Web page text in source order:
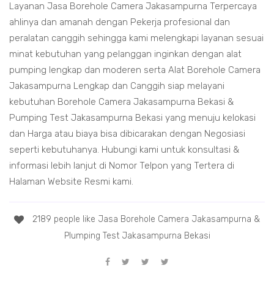
Layanan Jasa Borehole Camera Jakasampurna Terpercaya
ahlinya dan amanah dengan Pekerja profesional dan
peralatan canggih sehingga kami melengkapi layanan sesuai
minat kebutuhan yang pelanggan inginkan dengan alat
pumping lengkap dan moderen serta Alat Borehole Camera
Jakasampurna Lengkap dan Canggih siap melayani
kebutuhan Borehole Camera Jakasampurna Bekasi &
Pumping Test Jakasampurna Bekasi yang menuju kelokasi
dan Harga atau biaya bisa dibicarakan dengan Negosiasi
seperti kebutuhanya. Hubungi kami untuk konsultasi &
informasi lebih lanjut di Nomor Telpon yang Tertera di
Halaman Website Resmi kami.
2189 people like Jasa Borehole Camera Jakasampurna &
Plumping Test Jakasampurna Bekasi